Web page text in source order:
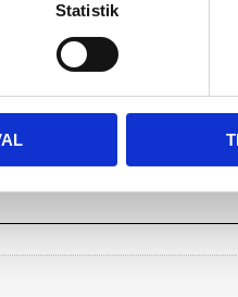
Statistik